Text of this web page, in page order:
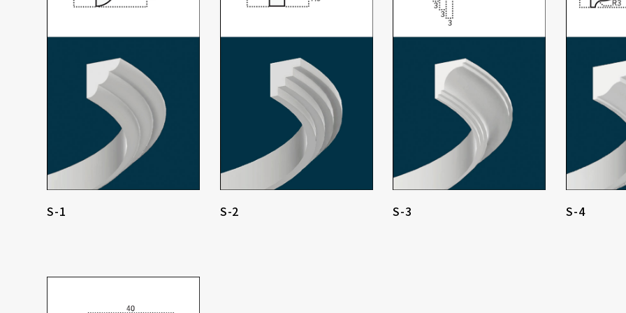
S-1 S-2 S-3 S-4